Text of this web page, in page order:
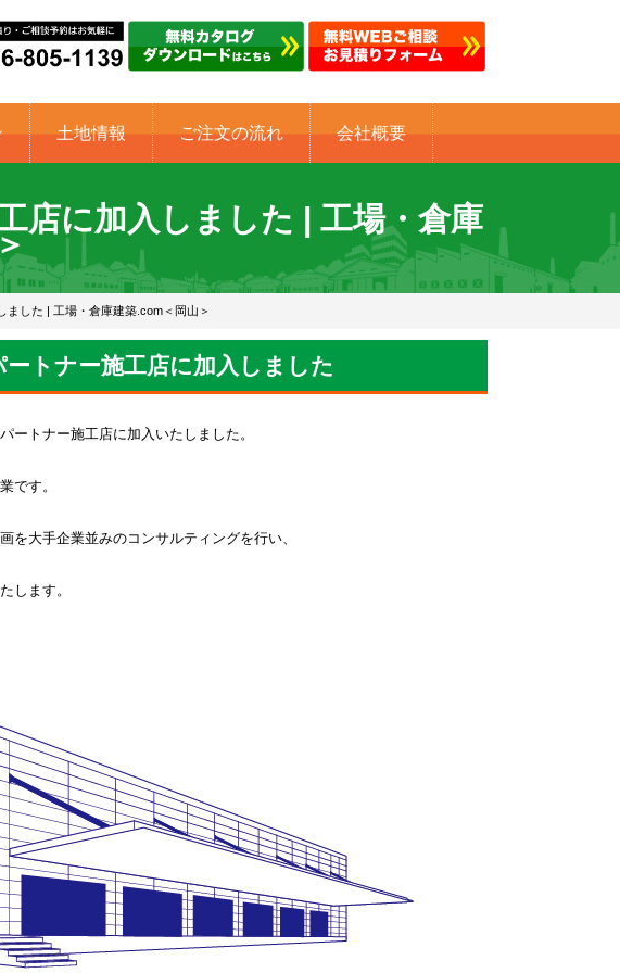
土地情報 ご注文の流れ 会社概要
店に加入しました | 工場・倉庫
した | 工場・倉庫建築.com＜岡山＞
トナー施工店に加入しました
ートナー施工店に加入いたしました。
です。
を大手企業並みのコンサルティングを行い、
します。